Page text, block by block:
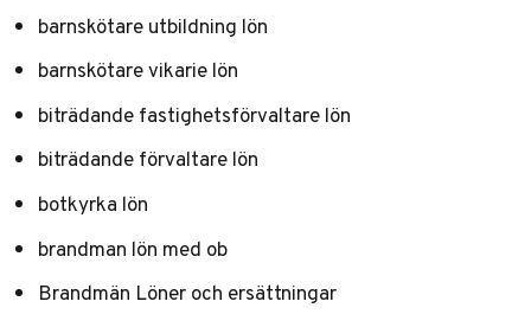
barnskötare utbildning lön
barnskötare vikarie lön
biträdande fastighetsförvaltare lön
biträdande förvaltare lön
botkyrka lön
brandman lön med ob
Brandmän Löner och ersättningar